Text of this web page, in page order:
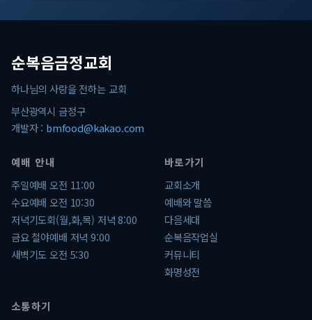
순복음금정교회
하나님의 사랑을 전하는 교회
부산광역시 금정구
개발자 : bmfood@kakao.com
예배 안내
주일예배 오전 11:00
수요예배 오전 10:30
저녁기도회(월,화,목) 저녁 8:00
금요 철야예배 저녁 9:00
새벽기도 오전 5:30
바로가기
교회소개
예배와 말씀
다음세대
순복음작업실
커뮤니티
화명성전
소통하기